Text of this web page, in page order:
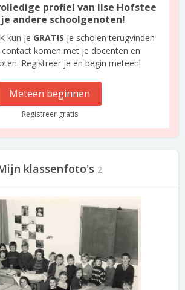
profiel van Ilse Hofstee
andere schoolgenoten!
kun je GRATIS je scholen terugvinden
komen met je docenten en
Registreer je en begin meteen!
Meteen beginnen
Registreer gratis
klassenfoto's 2